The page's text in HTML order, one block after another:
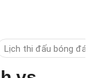
Lịch thi đấu bóng đá